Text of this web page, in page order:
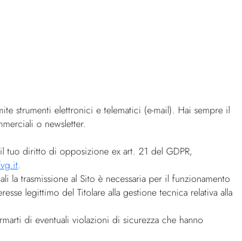
strumenti elettronici e telematici (e-mail). Hai sempre il
o newsletter.
tuo diritto di opposizione ex art. 21 del GDPR,
.
trasmissione al Sito è necessaria per il funzionamento
legittimo del Titolare alla gestione tecnica relativa alla
di eventuali violazioni di sicurezza che hanno